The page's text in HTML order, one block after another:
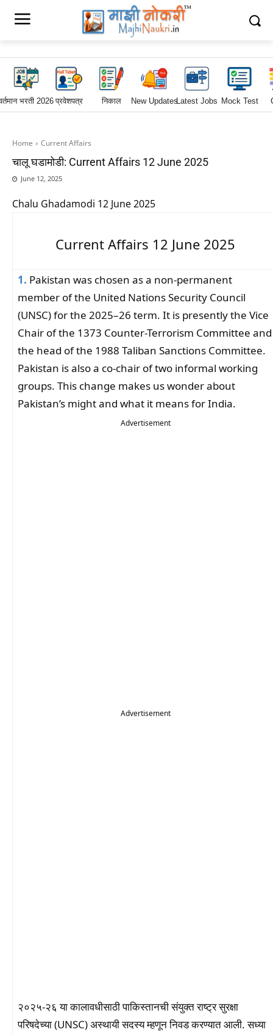
भरती 2026प्रवेशपत्र निकाल New UpdatesLatest Jobs Mock Test
Home Current Affairs
चालू घडामोडी: Current Affairs 12 June 2025
June 12, 2025
Chalu Ghadamodi 12 June 2025
Current Affairs 12 June 2025
1. Pakistan was chosen as a non-permanent
member of the United Nations Security Council
(UNSC) for the 2025–26 term. It is presently the Vice
Chair of the 1373 Counter-Terrorism Committee and
the head of the 1988 Taliban Sanctions Committee.
Pakistan is also a co-chair of two informal working
groups. This change makes us wonder about
Pakistan’s might and what it means for India.
Advertisement
Advertisement
२०२५-२६ या कालावधीसाठी पाकिस्तानची संयुक्त राष्ट्र सुरक्षा
परिषदेच्या (UNSC) अस्थायी सदस्य म्हणून निवड करण्यात आली. सध्या